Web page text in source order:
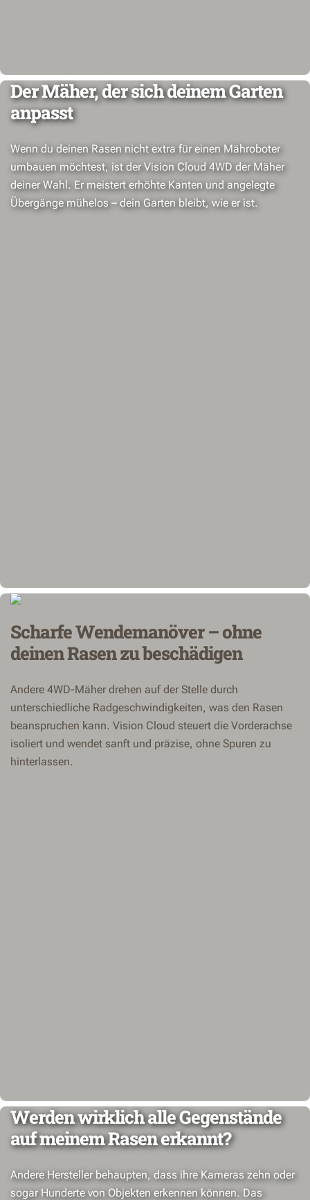
Der Mäher, der sich deinem Garten
anpasst
Wenn du deinen Rasen nicht extra für einen Mähroboter
umbauen möchtest, ist der Vision Cloud 4WD der Mäher
deiner Wahl. Er meistert erhöhte Kanten und angelegte
Übergänge mühelos – dein Garten bleibt, wie er ist.
Scharfe Wendemanöver – ohne
deinen Rasen zu beschädigen
Andere 4WD-Mäher drehen auf der Stelle durch
unterschiedliche Radgeschwindigkeiten, was den Rasen
beanspruchen kann. Vision Cloud steuert die Vorderachse
isoliert und wendet sanft und präzise, ohne Spuren zu
hinterlassen.
Werden wirklich alle Gegenstände
auf meinem Rasen erkannt?
Andere Hersteller behaupten, dass ihre Kameras zehn oder
sogar Hunderte von Objekten erkennen können. Das